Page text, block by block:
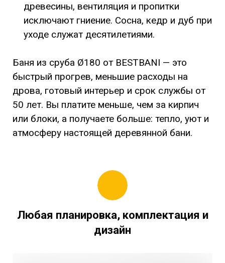
древесины, вентиляция и пропитки
исключают гниение. Сосна, кедр и дуб при
уходе служат десятилетиями.
Баня из сруба Ø180 от BESTBANI — это
быстрый прогрев, меньшие расходы на
дрова, готовый интерьер и срок службы от
50 лет. Вы платите меньше, чем за кирпич
или блоки, а получаете больше: тепло, уют и
атмосферу настоящей деревянной бани.
Любая планировка, комплектация и
дизайн